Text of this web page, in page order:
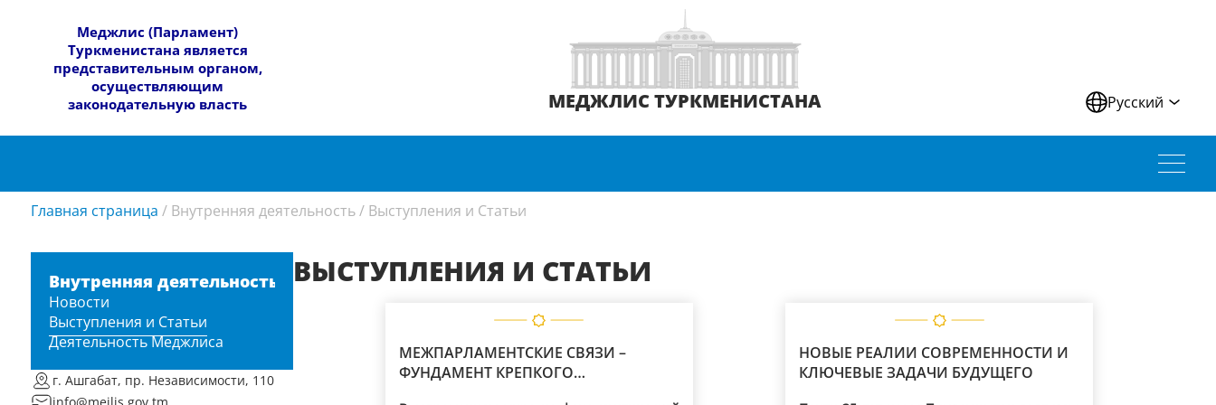
​Меджлис (Парламент)
Туркменистана является
представительным органом,
осуществляющим
законодательную власть
МЕДЖЛИС ТУРКМЕНИСТАНА Русский
Главная страница / Внутренняя деятельность / Выступления и Статьи
Внутренняя деятельность
Новости
Выступления и Статьи
Деятельность Меджлиса
г. Ашгабат, пр. Независимости, 110
ВЫСТУПЛЕНИЯ И СТАТЬИ
МЕЖПАРЛАМЕНТСКИЕ СВЯЗИ –
ФУНДАМЕНТ КРЕПКОГО
НОВЫЕ РЕАЛИИ СОВРЕМЕННОСТИ И
КЛЮЧЕВЫЕ ЗАДАЧИ БУДУЩЕГО